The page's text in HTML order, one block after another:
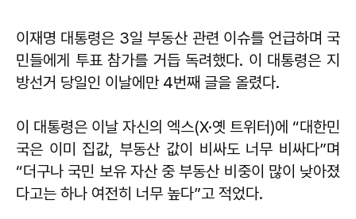
이재명 대통령은 3일 부동산 관련 이슈를 언급하며 국
민들에게 투표 참가를 거듭 독려했다. 이 대통령은 지
방선거 당일인 이날에만 4번째 글을 올렸다.
이 대통령은 이날 자신의 엑스(X·옛 트위터)에 “대한민
국은 이미 집값, 부동산 값이 비싸도 너무 비싸다”며
“더구나 국민 보유 자산 중 부동산 비중이 많이 낮아졌
다고는 하나 여전히 너무 높다”고 적었다.